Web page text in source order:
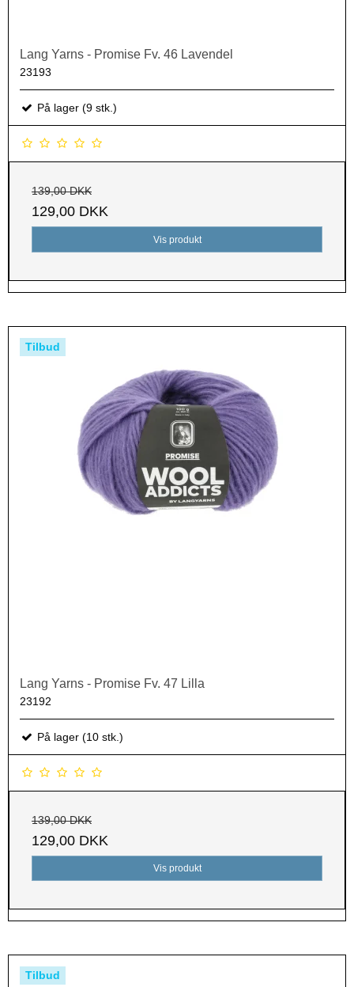
Lang Yarns - Promise Fv. 46 Lavendel
23193
På lager (9 stk.)
139,00 DKK
129,00 DKK
Vis produkt
Tilbud
Lang Yarns - Promise Fv. 47 Lilla
23192
På lager (10 stk.)
139,00 DKK
129,00 DKK
Vis produkt
Tilbud